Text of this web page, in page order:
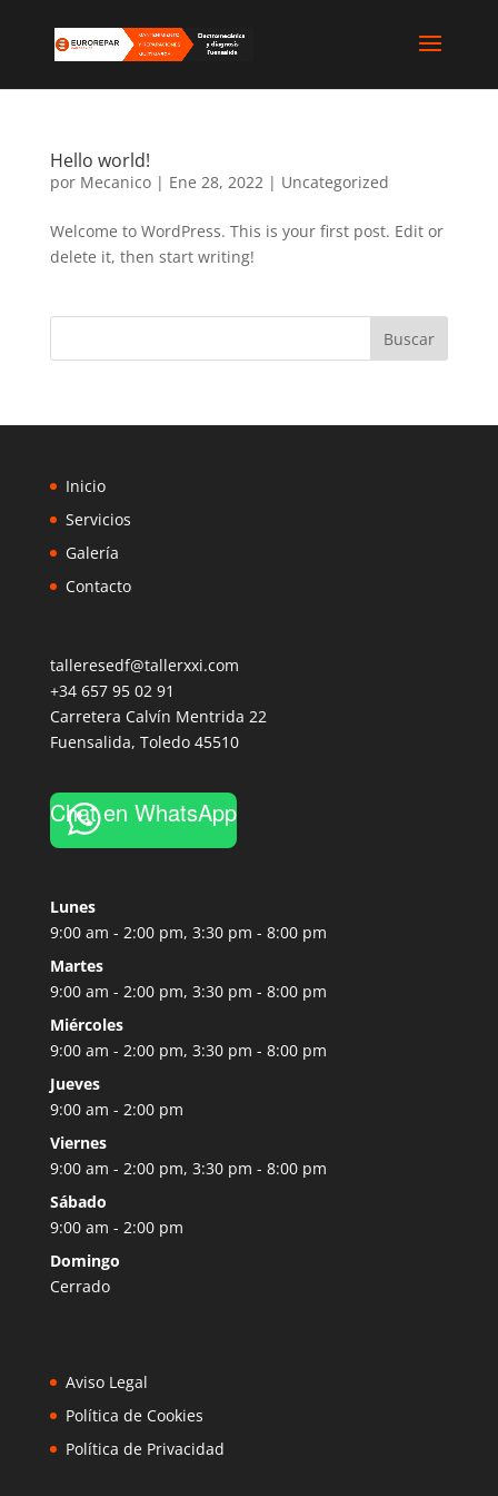
Hello world!
por Mecanico| Ene 28, 2022| Uncategorized
Welcome to WordPress. This is your first post. Edit or
delete it, then start writing!
Buscar
Inicio
Servicios
Galería
Contacto
talleresedf@tallerxxi.com
+34 657 95 02 91
Carretera Calvín Mentrida 22
Fuensalida, Toledo 45510
Chat en WhatsApp
Lunes
9:00 am - 2:00 pm, 3:30 pm - 8:00 pm
Martes
9:00 am - 2:00 pm, 3:30 pm - 8:00 pm
Miércoles
9:00 am - 2:00 pm, 3:30 pm - 8:00 pm
Jueves
9:00 am - 2:00 pm
Viernes
9:00 am - 2:00 pm, 3:30 pm - 8:00 pm
Sábado
9:00 am - 2:00 pm
Domingo
Cerrado
Aviso Legal
Política de Cookies
Política de Privacidad